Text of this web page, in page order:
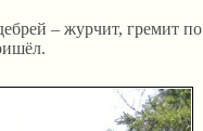
– журчит, гремит по